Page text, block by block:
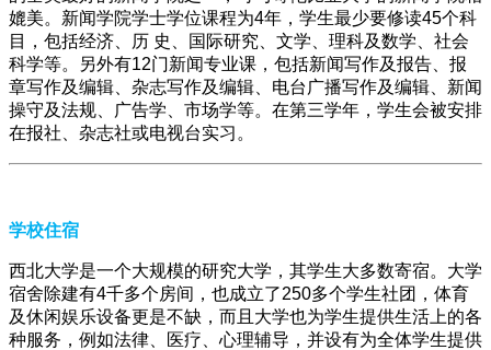
媲美。新闻学院学士学位课程为4年，学生最少要修读45个科
目，包括经济、历 史、国际研究、文学、理科及数学、社会
科学等。另外有12门新闻专业课，包括新闻写作及报告、报
章写作及编辑、杂志写作及编辑、电台广播写作及编辑、新闻
操守及法规、广告学、市场学等。在第三学年，学生会被安排
在报社、杂志社或电视台实习。
学校住宿
西北大学是一个大规模的研究大学，其学生大多数寄宿。大学
宿舍除建有4千多个房间，也成立了250多个学生社团，体育
及休闲娱乐设备更是不缺，而且大学也为学生提供生活上的各
种服务，例如法律、医疗、心理辅导，并设有为全体学生提供